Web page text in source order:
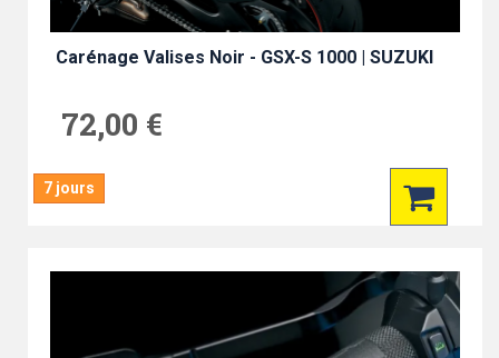
Carénage Valises Noir - GSX-S 1000 | SUZUKI
72,00 €
7 jours